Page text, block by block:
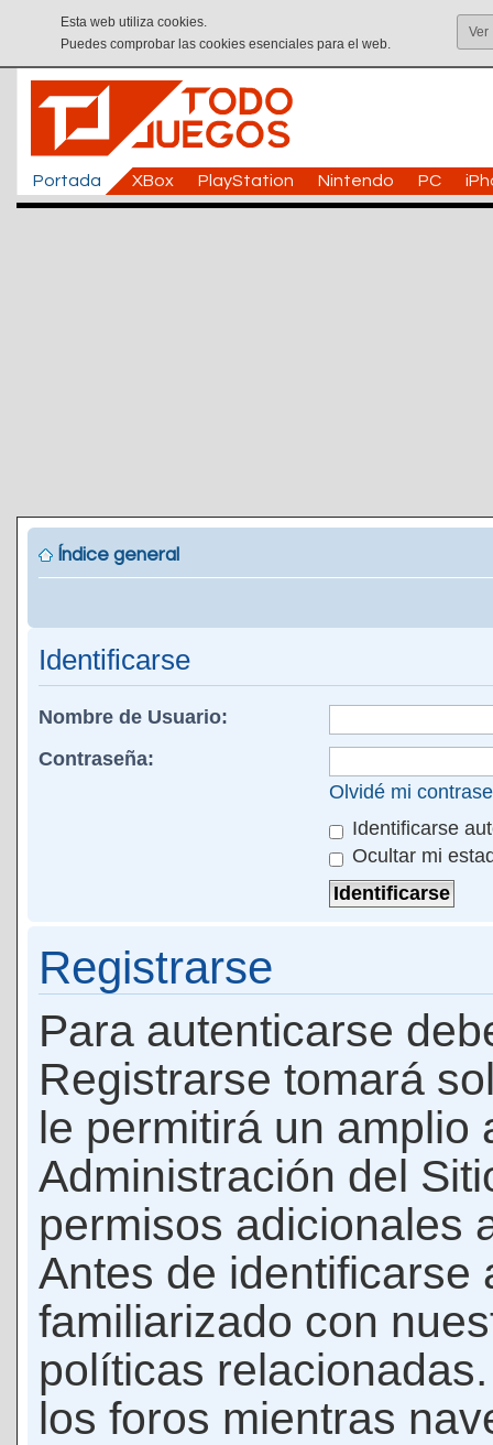
Esta web utiliza cookies.
Puedes comprobar las cookies esenciales para el web.
Ver
Portada XBox PlayStation Nintendo PC
Índice general
Identificarse
Nombre de Usuario:
Contraseña:
Olvidé mi
Identificarse
Ocultar mi
Registrarse
Para autenticarse
Registrarse tomará
le permitirá un amplio
Administración del
permisos adicionales
Antes de identificarse
familiarizado con
políticas
los foros mientras